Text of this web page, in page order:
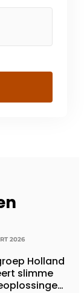
2026
Holland
slimme